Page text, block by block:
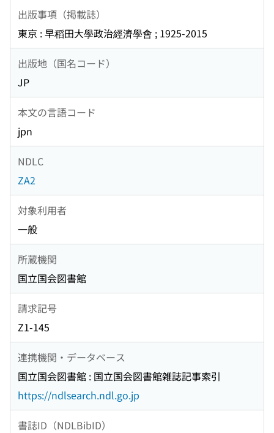
出版事項（掲載誌）
東京 : 早稻田大學政治經濟學會 ; 1925-2015
出版地（国名コード）
JP
本文の言語コード
jpn
NDLC
ZA2
対象利用者
一般
所蔵機関
国立国会図書館
請求記号
Z1-145
連携機関・データベース
国立国会図書館 : 国立国会図書館雑誌記事索引
https://ndlsearch.ndl.go.jp
書誌ID（NDLBibID）